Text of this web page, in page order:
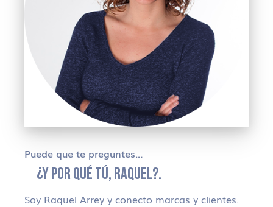
Puede que te preguntes…
¿Y POR QUÉ TÚ, RAQUEL?.
Soy Raquel Arrey y conecto marcas y clientes.